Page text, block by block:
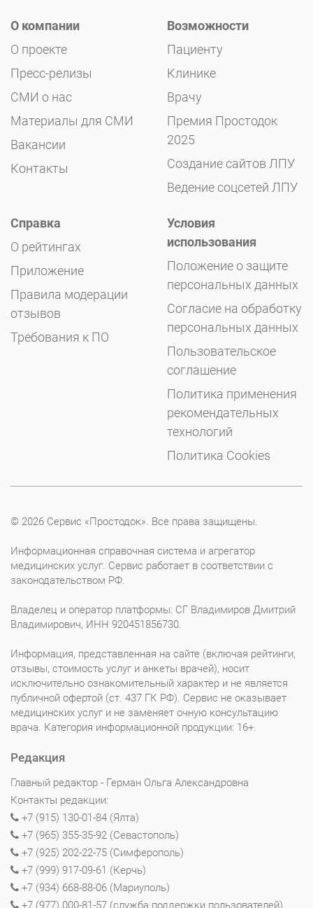
О компании
О проекте
Пресс-релизы
СМИ о нас
Материалы для СМИ
Вакансии
Контакты
Возможности
Пациенту
Клинике
Врачу
Премия Простодок
2025
Создание сайтов ЛПУ
Ведение соцсетей ЛПУ
Справка
О рейтингах
Приложение
Правила модерации
отзывов
Требования к ПО
Условия
использования
Положение о защите
персональных данных
Согласие на обработку
персональных данных
Пользовательское
соглашение
Политика применения
рекомендательных
технологий
Политика Cookies
© 2026 Сервис «Простодок». Все права защищены.
Информационная справочная система и агрегатор
медицинских услуг. Сервис работает в соответствии с
законодательством РФ.
Владелец и оператор платформы: СГ Владимиров Дмитрий
Владимирович, ИНН 920451856730.
Информация, представленная на сайте (включая рейтинги,
отзывы, стоимость услуг и анкеты врачей), носит
исключительно ознакомительный характер и не является
публичной офертой (ст. 437 ГК РФ). Сервис не оказывает
медицинских услуг и не заменяет очную консультацию
врача. Категория информационной продукции: 16+.
Редакция
Главный редактор - Герман Ольга Александровна
Контакты редакции:
+7 (915) 130-01-84 (Ялта)
+7 (965) 355-35-92 (Севастополь)
+7 (925) 202-22-75 (Симферополь)
+7 (999) 917-09-61 (Керчь)
+7 (934) 668-88-06 (Мариуполь)
+7 (977) 000-81-57 (служба поддержки пользователей)